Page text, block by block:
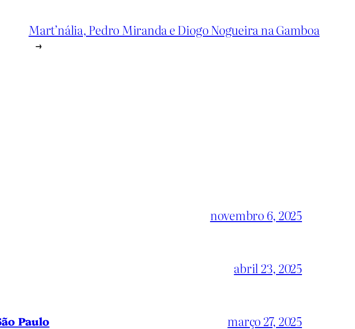
Mart’nália, Pedro Miranda e Diogo Nogueira na Gamboa
→
novembro 6, 2025
abril 23, 2025
Paulo março 27, 2025